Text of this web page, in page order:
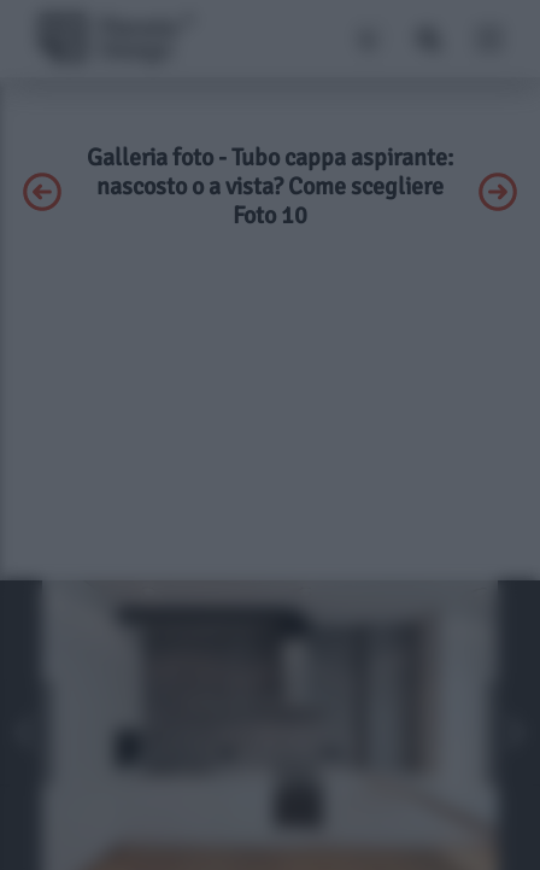
Galleria foto - Tubo cappa aspirante:
nascosto o a vista? Come scegliere
Foto 10